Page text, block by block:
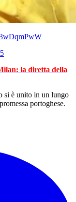
la diretta della
si è unito in un lungo
portoghese.